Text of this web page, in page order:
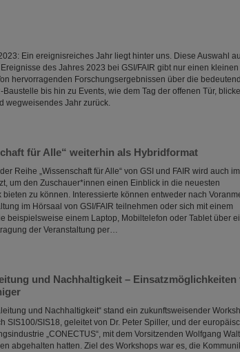
Ein ereignisreiches Jahr liegt hinter uns. Diese Auswahl
des Jahres 2023 bei GSI/FAIR gibt nur einen kleinen
hervorragenden Forschungsergebnissen über die
Baustelle bis hin zu Events, wie dem Tag der offenen Tür,
wegweisendes Jahr zurück.
für Alle“ weiterhin als Hybridformat
Reihe „Wissenschaft für Alle“ von GSI und FAIR wird auch
um den Zuschauer*innen einen Einblick in die neuesten
bieten zu können. Interessierte können entweder nach
im Hörsaal von GSI/FAIR teilnehmen oder sich mit einem
beispielsweise einem Laptop, Mobiltelefon oder Tablet über
der Veranstaltung per…
und Nachhaltigkeit – Einsatzmöglichkeiten
und Nachhaltigkeit“ stand ein zukunftsweisender
SIS100/SIS18, geleitet von Dr. Peter Spiller, und der
„CONECTUS“, mit dem Vorsitzenden Wolfgang
abgehalten hatten. Ziel des Workshops war es, die